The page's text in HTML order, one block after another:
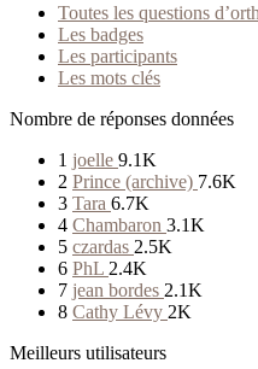
Toutes les questions
Les badges
Les participants
Les mots clés
Nombre de réponses données
1 joelle 9.1K
2 Prince (archive) 7.6K
3 Tara 6.7K
4 Chambaron 3.1K
5 czardas 2.5K
6 PhL 2.4K
7 jean bordes 2.1K
8 Cathy Lévy 2K
Meilleurs utilisateurs